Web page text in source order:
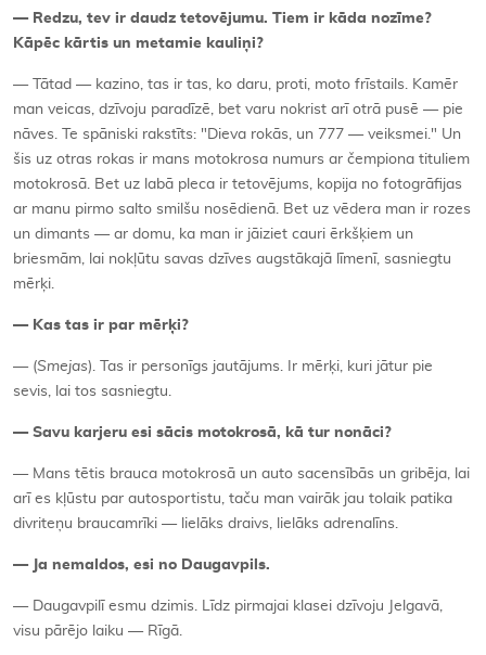
— Redzu, tev ir daudz tetovējumu. Tiem ir kāda nozīme?
Kāpēc kārtis un metamie kauliņi?
— Tātad — kazino, tas ir tas, ko daru, proti, moto frīstails. Kamēr
man veicas, dzīvoju paradīzē, bet varu nokrist arī otrā pusē — pie
nāves. Te spāniski rakstīts: "Dieva rokās, un 777 — veiksmei." Un
šis uz otras rokas ir mans motokrosa numurs ar čempiona tituliem
motokrosā. Bet uz labā pleca ir tetovējums, kopija no fotogrāfijas
ar manu pirmo salto smilšu nosēdienā. Bet uz vēdera man ir rozes
un dimants — ar domu, ka man ir jāiziet cauri ērkšķiem un
briesmām, lai nokļūtu savas dzīves augstākajā līmenī, sasniegtu
mērķi.
— Kas tas ir par mērķi?
— (Smejas). Tas ir personīgs jautājums. Ir mērķi, kuri jātur pie
sevis, lai tos sasniegtu.
— Savu karjeru esi sācis motokrosā, kā tur nonāci?
— Mans tētis brauca motokrosā un auto sacensībās un gribēja, lai
arī es kļūstu par autosportistu, taču man vairāk jau tolaik patika
divriteņu braucamrīki — lielāks draivs, lielāks adrenalīns.
— Ja nemaldos, esi no Daugavpils.
— Daugavpilī esmu dzimis. Līdz pirmajai klasei dzīvoju Jelgavā,
visu pārējo laiku — Rīgā.